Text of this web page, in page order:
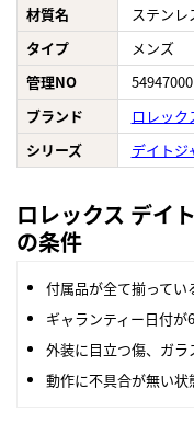
材質名
ステン
タイプ
メンズ
管理NO
ブランド
ロレック
シリーズ
デイトジ
ロレックス デイ
の条件
付属品が全て揃ってい
ギャランティー日付が
外装に目立つ傷、ガ
動作に不具合が無い状